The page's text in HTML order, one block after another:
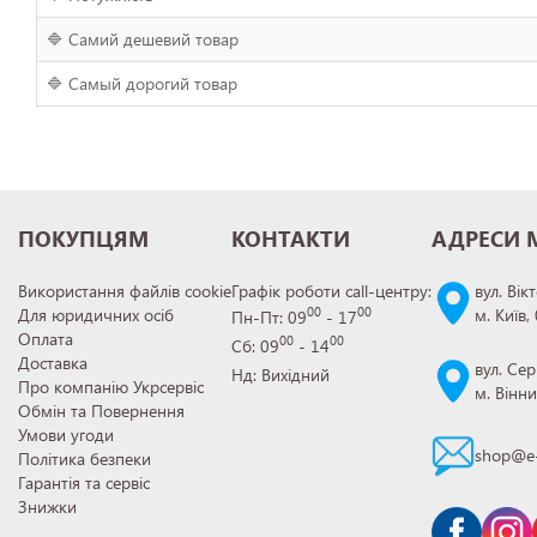
🔷 Самий дешевий товар
🔷 Самый дорогий товар
ПОКУПЦЯМ
Використання файлів cookie
Для юридичних осіб
Оплата
Доставка
Про компанію Укрсервіс
Обмін та Повернення
Умови угоди
Політика безпеки
Гарантія та сервіс
Знижки
КОНТАКТИ
Графік роботи call-центру:
Пн-Пт: 0900 - 1700
Сб: 0900 - 1400
Нд: Вихідний
АДРЕСИ
вул.
м. Київ,
вул.
м.